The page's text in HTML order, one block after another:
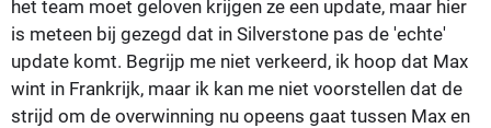
het team moet geloven krijgen ze een update, maar hier
is meteen bij gezegd dat in Silverstone pas de 'echte'
update komt. Begrijp me niet verkeerd, ik hoop dat Max
wint in Frankrijk, maar ik kan me niet voorstellen dat de
strijd om de overwinning nu opeens gaat tussen Max en